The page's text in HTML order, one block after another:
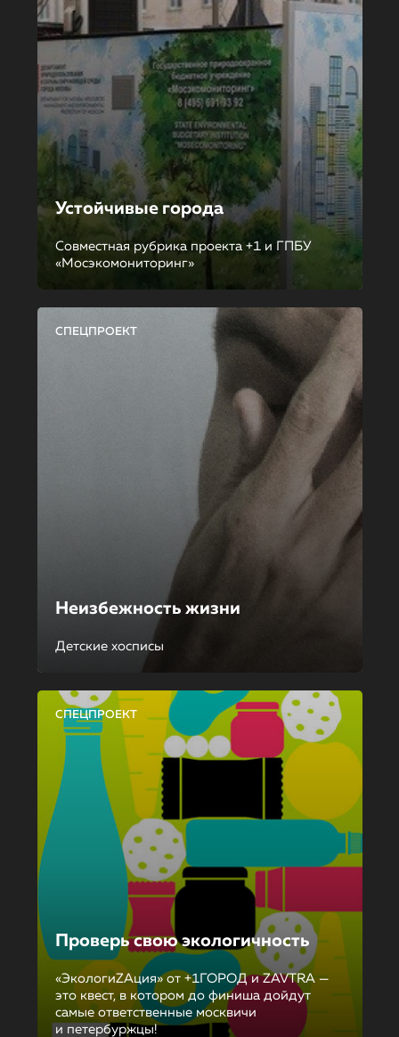
Устойчивые города
Совместная рубрика проекта +1 и ГПБУ
«Мосэкомониторинг»
СПЕЦПРОЕКТ
Неизбежность жизни
Детские хосписы
СПЕЦПРОЕКТ
Проверь свою экологичность
«ЭкологиZAция» от +1ГОРОД и ZAVTRA —
это квест, в котором до финиша дойдут
самые ответственные москвичи
и петербуржцы!